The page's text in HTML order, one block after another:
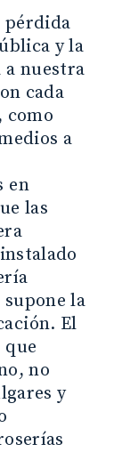
pérdida
y la
a nuestra
cada
como
a
en
las
la
El
que
no
y